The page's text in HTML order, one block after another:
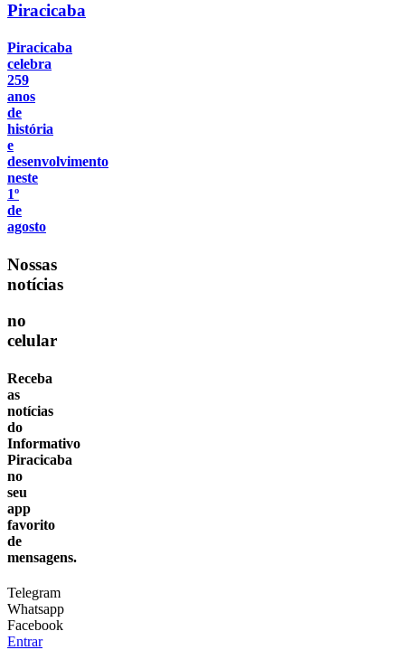
Piracicaba
Piracicaba
celebra
259
anos
de
história
e
desenvolvimento
neste
1º
de
agosto
Nossas
notícias
no
celular
Receba
as
notícias
do
Informativo
Piracicaba
no
seu
app
favorito
de
mensagens.
Telegram
Whatsapp
Facebook
Entrar